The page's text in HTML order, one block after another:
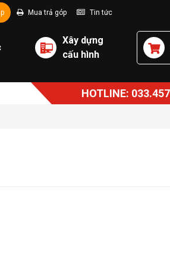
Mua trả góp Tin tức
Xây dựng
cấu hình
HOTLINE: